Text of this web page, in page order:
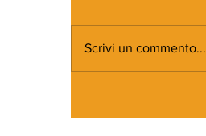
Scrivi un commento...